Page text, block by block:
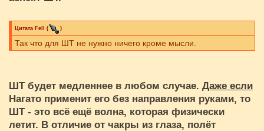
Цитата Fell ( )
Так что для ШТ не нужно ничего кроме мысли.
ШТ будет медленнее в любом случае. Даже если
Нагато применит его без направления руками, то
ШТ - это всё ещё волна, которая физически
летит. В отличие от чакры из глаза, полёт